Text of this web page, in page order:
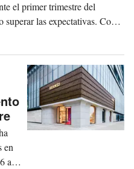
el primer trimestre del
las expectativas. Como
como The North Face,
en
a